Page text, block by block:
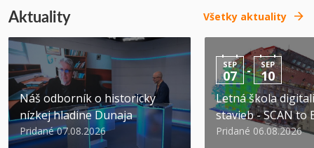
Aktuality Všetky aktuality
Náš odborník o historicky
nízkej hladine Dunaja
Pridané 07.08.2026
SEP
07 - SEP
10
Letná škola
stavieb - SCAN to
Pridané 06.08.2026